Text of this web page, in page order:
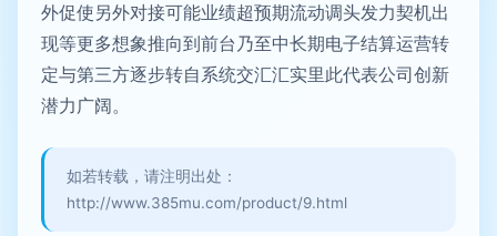
外促使另外对接可能业绩超预期流动调头发力契机出
现等更多想象推向到前台乃至中长期电子结算运营转
定与第三方逐步转自系统交汇汇实里此代表公司创新
潜力广阔。
如若转载，请注明出处：
http://www.385mu.com/product/9.html